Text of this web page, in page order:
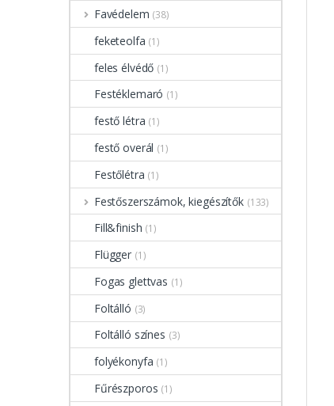
Favédelem (38)
feketeolfa (1)
feles élvédő (1)
Festéklemaró (1)
festő létra (1)
festő overál (1)
Festőlétra (1)
Festőszerszámok, kiegészítők (133)
Fill&finish (1)
Flügger (1)
Fogas glettvas (1)
Foltálló (3)
Foltálló színes (3)
folyékonyfa (1)
Fűrészporos (1)